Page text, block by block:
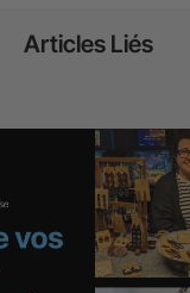
Articles Liés